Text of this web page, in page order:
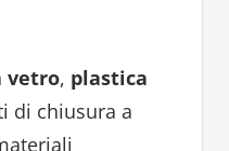
vetro, plastica
di chiusura a